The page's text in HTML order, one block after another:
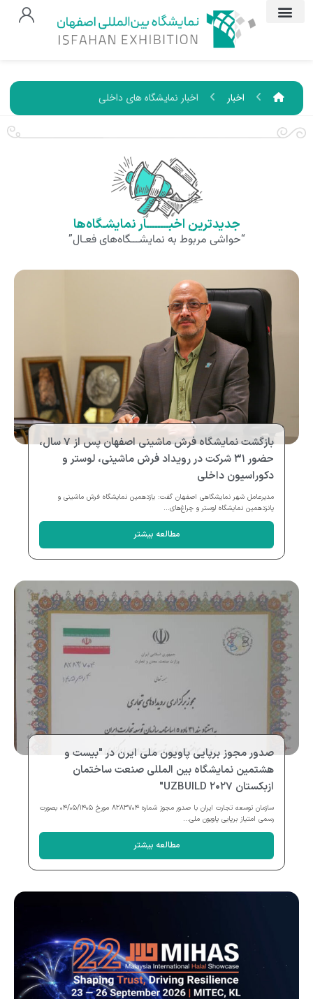
اخبار اخبار نمایشگاه های داخلی
جدیدترین اخبــــــــار نمایشـگاه‌ها
“حواشی مربوط به نمایشـــگاه‌های فعـال”
بازگشت نمایشگاه فرش ماشینی اصفهان پس از ۷ سال،
حضور ۳۱ شرکت در رویداد فرش ماشینی، لوستر و
دکوراسیون داخلی
مدیرعامل شهر نمایشگاهی اصفهان گفت: یازدهمین نمایشگاه فرش ماشینی و
پانزدهمین نمایشگاه لوستر و چراغ‌های...
مطالعه بیشتر
صدور مجوز برپایی پاویون ملی ایرن در "بیست و
هشتمین نمایشگاه بین المللی صنعت ساختمان
ازبکستان UZBUILD ۲۰۲۷"
سازمان توسعه تجارت ایران با صدور مجوز شماره ۸۲۸۳۷۰۴ مورخ ۰۴/۰۵/۱۴۰۵ بصورت
رسمی امتیاز برپایی پاویون ملی...
مطالعه بیشتر